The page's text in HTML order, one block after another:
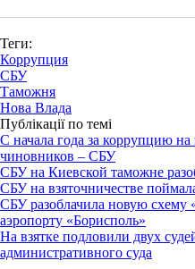
Теги:
Коррупция
СБУ
Таможня
Нова Влада
Публікації по темі
С начала года за коррупцию на
чиновников – СБУ
СБУ на Киевской таможне
СБУ на взяточничестве
СБУ разоблачила новую схему
аэропорту «Борисполь»
На взятке подловили двух
административного суда